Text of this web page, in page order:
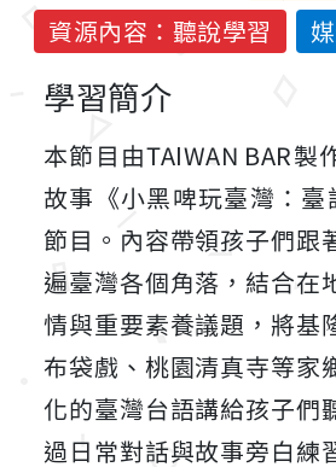
資源內容：聽說學習
學習簡介
本節目由TAIWAN BAR製
故事《小黑啤玩臺灣：
節目。內容帶領孩子們跟
遍臺灣各個角落，結合在
情與重要素養議題，將基
布袋戲、桃園清真寺等家
化的臺灣台語講給孩子們
過日常對話與故事旁白練